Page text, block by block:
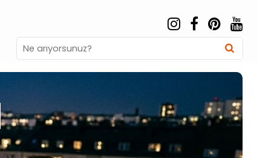
Search
for: